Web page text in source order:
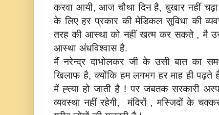
करवा आयी, आज चौथा दिन है, बुखार नहीं
के लिए हर प्रकार की मेडिकल सुविधा की
तरह की आस्था को नहीं खत्म कर सकते , मै
आस्था अंधविश्वास है.
मैं नरेन्द्र दाभोलकर जी के उसी बात का
खिलाफ है, क्योंकि हम लगभग हर माह ही
में ह्त्या हो जाती है ! पर जबतक सरकारी
व्‍यवस्‍था नहीं रहेगी, मंदिरों , मस्जिदों के